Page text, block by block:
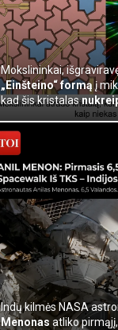
Mokslininkai,
„Einšteino“ formą į
kad šis kristalas
Indų kilmės NASA
Menonas atliko pirmąjį,